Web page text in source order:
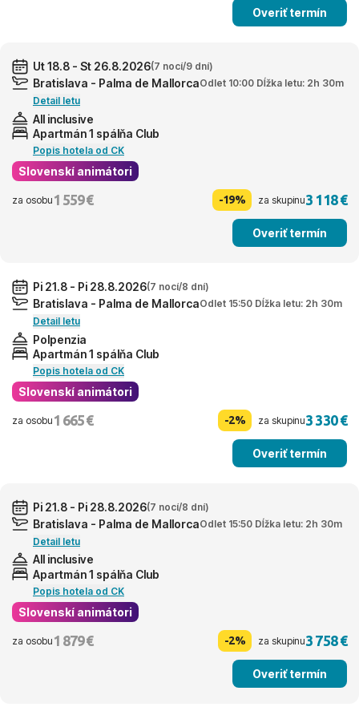
Overiť termín
Ut 18.8 - St 26.8.2026(7 nocí/9 dní)
Bratislava - Palma de MallorcaOdlet 10:00 Dĺžka letu: 2h 30m
Detail letu
All inclusive
Apartmán 1 spálňa Club
Popis hotela od CK
Slovenskí animátori
za osobu 1 559 € -19% za skupinu3 118 €
Overiť termín
Pi 21.8 - Pi 28.8.2026(7 nocí/8 dní)
Bratislava - Palma de MallorcaOdlet 15:50 Dĺžka letu: 2h 30m
Detail letu
Polpenzia
Apartmán 1 spálňa Club
Popis hotela od CK
Slovenskí animátori
za osobu 1 665 € -2% za skupinu3 330 €
Overiť termín
Pi 21.8 - Pi 28.8.2026(7 nocí/8 dní)
Bratislava - Palma de MallorcaOdlet 15:50 Dĺžka letu: 2h 30m
Detail letu
All inclusive
Apartmán 1 spálňa Club
Popis hotela od CK
Slovenskí animátori
za osobu 1 879 € -2% za skupinu3 758 €
Overiť termín